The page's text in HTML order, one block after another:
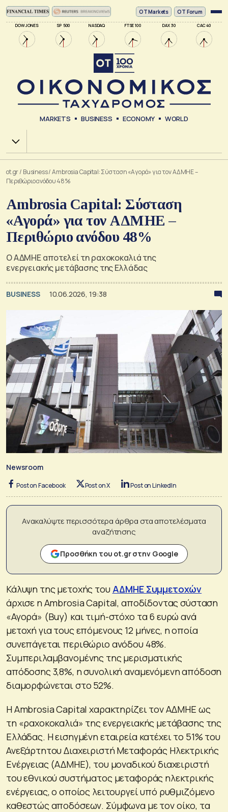
DOW JONES SP 500 NASDAQ FTSE 100 DAX 30 CAC 40
ΟΤ Markets OT Forum
MARKETS BUSINESS ECONOMY WORLD
Χ.Α.
ot.gr/ Business/Ambrosia Capital: Σύσταση «Αγορά» για τον ΑΔΜΗΕ –
Περιθώριο ανόδου 48%
Ambrosia Capital: Σύσταση
«Αγορά» για τον ΑΔΜΗΕ –
Περιθώριο ανόδου 48%
Ο ΑΔΜΗΕ αποτελεί τη ραχοκοκαλιά της
ενεργειακής μετάβασης της Ελλάδας
BUSINESS 10.06.2026, 19:38
Newsroom
Post on Facebook Post on X Post on LinkedIn
Ανακαλύψτε περισσότερα άρθρα στα αποτελέσματα
αναζήτησης
Προσθήκη του ot.gr στην Google
Κάλυψη της μετοχής του ΑΔΜΗΕ Συμμετοχών
άρχισε η Ambrosia Capital, αποδίδοντας σύσταση
«Αγορά» (Buy) και τιμή-στόχο τα 6 ευρώ ανά
μετοχή για τους επόμενους 12 μήνες, η οποία
συνεπάγεται περιθώριο ανόδου 48%.
Συμπεριλαμβανομένης της μερισματικής
απόδοσης 3,8%, η συνολική αναμενόμενη απόδοση
διαμορφώνεται στο 52%.
Η Ambrosia Capital χαρακτηρίζει τον ΑΔΜΗΕ ως
τη «ραχοκοκαλιά» της ενεργειακής μετάβασης της
Ελλάδας. Η εισηγμένη εταιρεία κατέχει το 51% του
Ανεξάρτητου Διαχειριστή Μεταφοράς Ηλεκτρικής
Ενέργειας (ΑΔΜΗΕ), του μοναδικού διαχειριστή
του εθνικού συστήματος μεταφοράς ηλεκτρικής
ενέργειας, ο οποίος λειτουργεί υπό ρυθμιζόμενο
καθεστώς αποδόσεων. Σύμφωνα με τον οίκο, τα